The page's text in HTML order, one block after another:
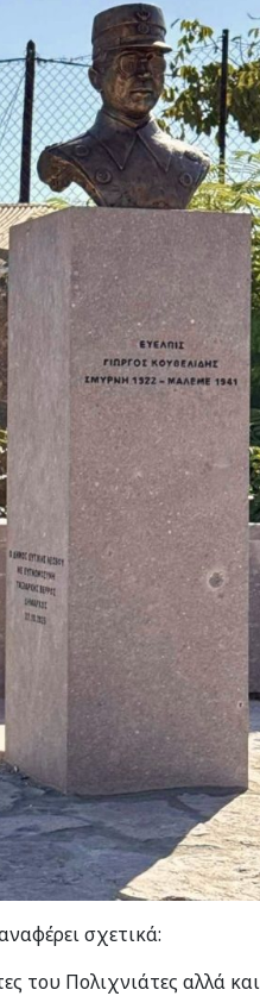
σχετικά:
του Πολιχνιάτες αλλά